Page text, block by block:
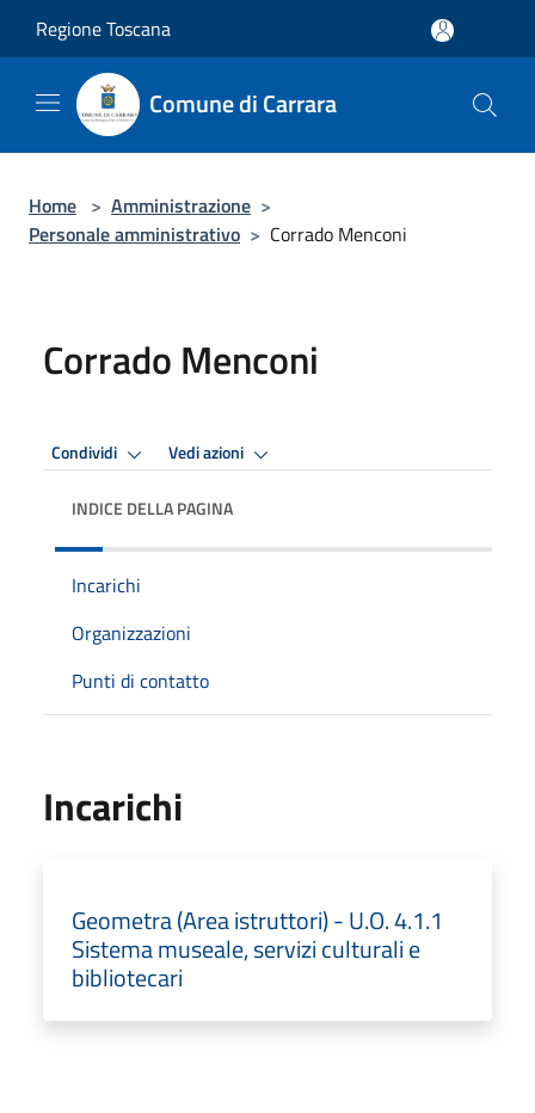
Regione Toscana
Comune di Carrara
Home > Amministrazione >
Personale amministrativo > Corrado Menconi
Corrado Menconi
Condividi Vedi azioni
INDICE DELLA PAGINA
Incarichi
Organizzazioni
Punti di contatto
Incarichi
Geometra (Area istruttori) - U.O. 4.1.1
Sistema museale, servizi culturali e
bibliotecari